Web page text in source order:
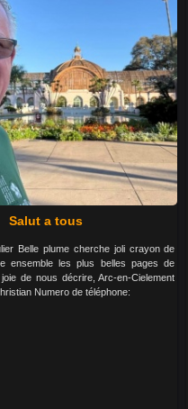
Salut a tous
Belle plume cherche joli crayon de
ensemble les plus belles pages de
de nous décrire, Arc-en-Cielement
Numero de téléphone: